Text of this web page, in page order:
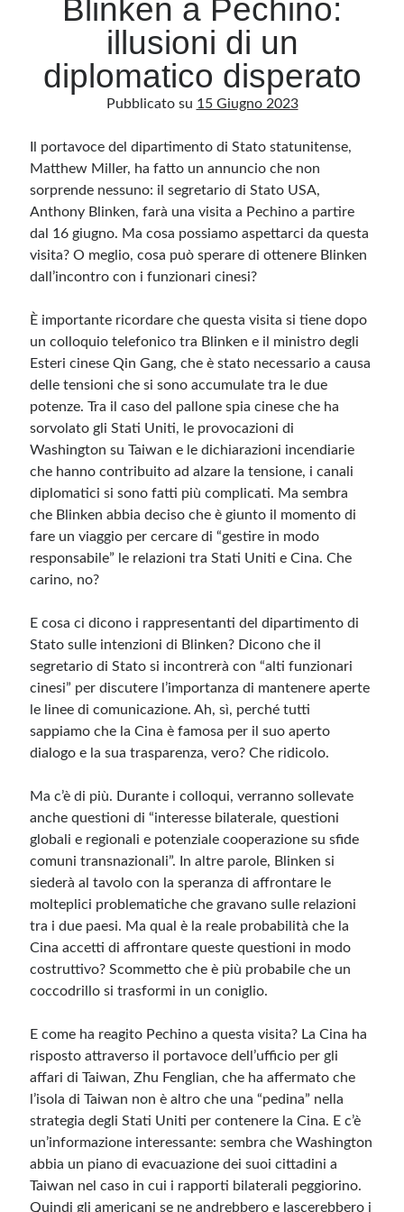
Archivio
Archivi
Categorie
Categorie
Questo blog non rappresenta una testata giornalistica, in quanto viene aggiornato
senza alcuna periodicità. Non può pertanto considerarsi un prodotto editoriale ai
sensi della legge n· 62 del 7.03.2001. L’autore non è responsabile di quanto
razzisti o che contengano dati personali non conformi al rispetto delle norme sulla
privacy. Alcune immagini inserite in questo blog sono tratte da Internet e, pertanto,
considerate di pubblico dominio. Qualora la loro pubblicazione violasse eventuali
immediatamente rimosse. L’autore del blog non è responsabile dei siti collegati
Meta
Feed dei contenuti
WordPress.org
Blinken a Pechino:
illusioni di un
diplomatico disperato
Pubblicato su 15 Giugno 2023
Il portavoce del dipartimento di Stato statunitense,
Matthew Miller, ha fatto un annuncio che non
sorprende nessuno: il segretario di Stato USA,
Anthony Blinken, farà una visita a Pechino a partire
dal 16 giugno. Ma cosa possiamo aspettarci da questa
visita? O meglio, cosa può sperare di ottenere Blinken
dall’incontro con i funzionari cinesi?
È importante ricordare che questa visita si tiene dopo
un colloquio telefonico tra Blinken e il ministro degli
Esteri cinese Qin Gang, che è stato necessario a causa
delle tensioni che si sono accumulate tra le due
potenze. Tra il caso del pallone spia cinese che ha
sorvolato gli Stati Uniti, le provocazioni di
Washington su Taiwan e le dichiarazioni incendiarie
che hanno contribuito ad alzare la tensione, i canali
diplomatici si sono fatti più complicati. Ma sembra
che Blinken abbia deciso che è giunto il momento di
fare un viaggio per cercare di “gestire in modo
responsabile” le relazioni tra Stati Uniti e Cina. Che
carino, no?
E cosa ci dicono i rappresentanti del dipartimento di
Stato sulle intenzioni di Blinken? Dicono che il
segretario di Stato si incontrerà con “alti funzionari
cinesi” per discutere l’importanza di mantenere aperte
le linee di comunicazione. Ah, sì, perché tutti
sappiamo che la Cina è famosa per il suo aperto
dialogo e la sua trasparenza, vero? Che ridicolo.
Ma c’è di più. Durante i colloqui, verranno sollevate
anche questioni di “interesse bilaterale, questioni
globali e regionali e potenziale cooperazione su sfide
comuni transnazionali”. In altre parole, Blinken si
siederà al tavolo con la speranza di affrontare le
molteplici problematiche che gravano sulle relazioni
tra i due paesi. Ma qual è la reale probabilità che la
Cina accetti di affrontare queste questioni in modo
costruttivo? Scommetto che è più probabile che un
coccodrillo si trasformi in un coniglio.
E come ha reagito Pechino a questa visita? La Cina ha
risposto attraverso il portavoce dell’ufficio per gli
affari di Taiwan, Zhu Fenglian, che ha affermato che
l’isola di Taiwan non è altro che una “pedina” nella
strategia degli Stati Uniti per contenere la Cina. E c’è
un’informazione interessante: sembra che Washington
abbia un piano di evacuazione dei suoi cittadini a
Taiwan nel caso in cui i rapporti bilaterali peggiorino.
Quindi gli americani se ne andrebbero e lascerebbero i